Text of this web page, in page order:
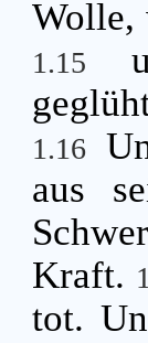
Wolle,
1.15
1.16
aus
Kraft.
tot.